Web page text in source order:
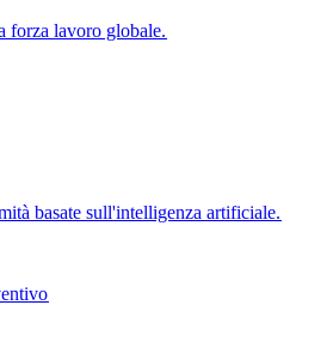
forza lavoro globale.​​
basate sull'intelligenza artificiale.​​